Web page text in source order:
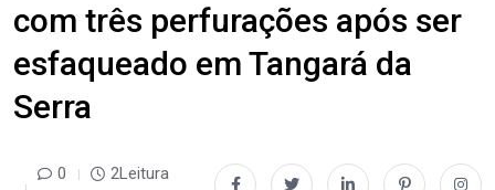
com três perfurações após ser
esfaqueado em Tangará da
Serra
0 2Leitura